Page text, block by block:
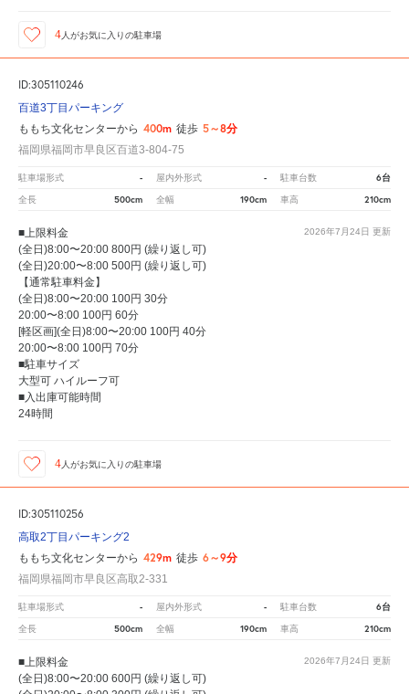
4 人がお気に入りの駐車場
ID:305110246
百道3丁目パーキング
ももち文化センターから 400m 徒歩 5～8分
福岡県福岡市早良区百道3-804-75
駐車場形式 - 屋内外形式 - 駐車台数 6台
全長 500cm 全幅 190cm 車高 210cm
2026年7月24日 更新
■上限料金
(全日)8:00〜20:00 800円 (繰り返し可)
(全日)20:00〜8:00 500円 (繰り返し可)
【通常駐車料金】
(全日)8:00〜20:00 100円 30分
20:00〜8:00 100円 60分
[軽区画](全日)8:00〜20:00 100円 40分
20:00〜8:00 100円 70分
■駐車サイズ
大型可 ハイルーフ可
■入出庫可能時間
24時間
4 人がお気に入りの駐車場
ID:305110256
高取2丁目パーキング2
ももち文化センターから 429m 徒歩 6～9分
福岡県福岡市早良区高取2-331
駐車場形式 - 屋内外形式 - 駐車台数 6台
全長 500cm 全幅 190cm 車高 210cm
2026年7月24日 更新
■上限料金
(全日)8:00〜20:00 600円 (繰り返し可)